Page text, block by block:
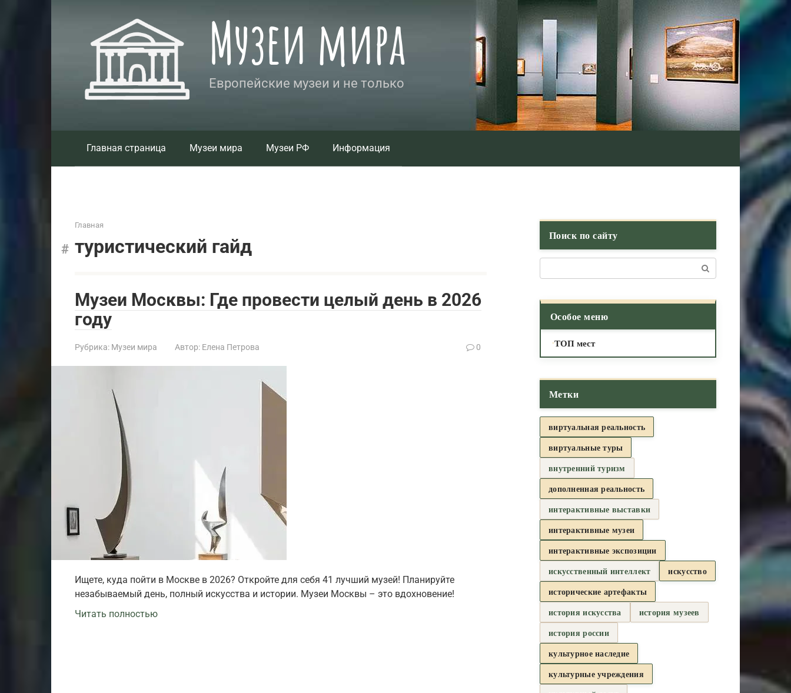
Музеи мира
Европейские музеи и не только
Главная страница Музеи мира Музеи РФ Информация
Главная
туристический гайд
Музеи Москвы: Где провести целый день в 2026
году
Рубрика: Музеи мира Автор: Елена Петрова 0
Ищете, куда пойти в Москве в 2026? Откройте для себя 41 лучший музей! Планируйте
незабываемый день, полный искусства и истории. Музеи Москвы – это вдохновение!
Читать полностью
Поиск по сайту
Особое меню
ТОП мест
Метки
виртуальная реальность
виртуальные туры
внутренний туризм
дополненная реальность
интерактивные выставки
интерактивные музеи
интерактивные экспозиции
искусственный интеллект
искусство
исторические артефакты
история искусства
история музеев
история россии
культурное наследие
культурные учреждения